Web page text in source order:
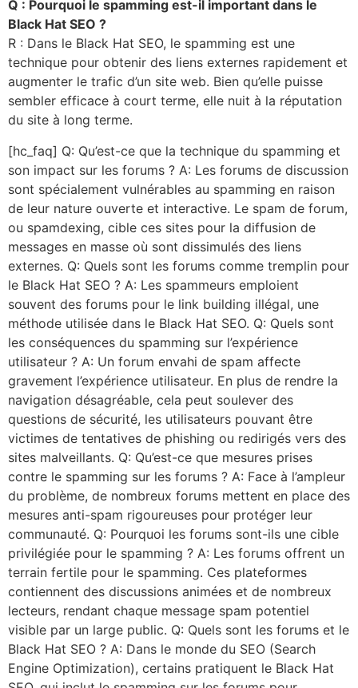
Q : Pourquoi le spamming est-il important dans le
Black Hat SEO ?
R : Dans le Black Hat SEO, le spamming est une
technique pour obtenir des liens externes rapidement et
augmenter le trafic d’un site web. Bien qu’elle puisse
sembler efficace à court terme, elle nuit à la réputation
du site à long terme.
[hc_faq] Q: Qu’est-ce que la technique du spamming et
son impact sur les forums ? A: Les forums de discussion
sont spécialement vulnérables au spamming en raison
de leur nature ouverte et interactive. Le spam de forum,
ou spamdexing, cible ces sites pour la diffusion de
messages en masse où sont dissimulés des liens
externes. Q: Quels sont les forums comme tremplin pour
le Black Hat SEO ? A: Les spammeurs emploient
souvent des forums pour le link building illégal, une
méthode utilisée dans le Black Hat SEO. Q: Quels sont
les conséquences du spamming sur l’expérience
utilisateur ? A: Un forum envahi de spam affecte
gravement l’expérience utilisateur. En plus de rendre la
navigation désagréable, cela peut soulever des
questions de sécurité, les utilisateurs pouvant être
victimes de tentatives de phishing ou redirigés vers des
sites malveillants. Q: Qu’est-ce que mesures prises
contre le spamming sur les forums ? A: Face à l’ampleur
du problème, de nombreux forums mettent en place des
mesures anti-spam rigoureuses pour protéger leur
communauté. Q: Pourquoi les forums sont-ils une cible
privilégiée pour le spamming ? A: Les forums offrent un
terrain fertile pour le spamming. Ces plateformes
contiennent des discussions animées et de nombreux
lecteurs, rendant chaque message spam potentiel
visible par un large public. Q: Quels sont les forums et le
Black Hat SEO ? A: Dans le monde du SEO (Search
Engine Optimization), certains pratiquent le Black Hat